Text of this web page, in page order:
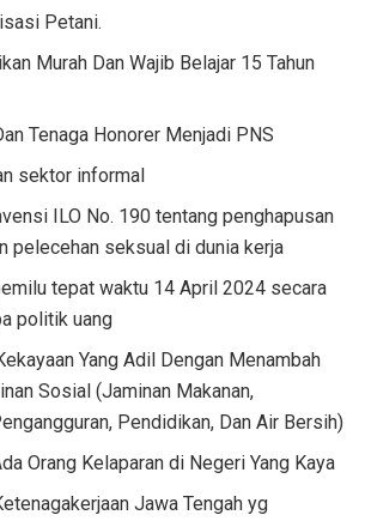
Petani.
Murah Dan Wajib Belajar 15 Tahun
Tenaga Honorer Menjadi PNS
sektor informal
ILO No. 190 tentang penghapusan
pelecehan seksual di dunia kerja
tepat waktu 14 April 2024 secara
politik uang
Yang Adil Dengan Menambah
Sosial (Jaminan Makanan,
Pendidikan, Dan Air Bersih)
Orang Kelaparan di Negeri Yang Kaya
Jawa Tengah yg